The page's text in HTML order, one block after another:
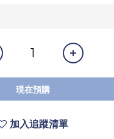
現在預購
加入追蹤清單